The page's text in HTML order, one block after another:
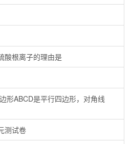
酸根离子的理由是
形ABCD是平行四边形，对角线
测试卷